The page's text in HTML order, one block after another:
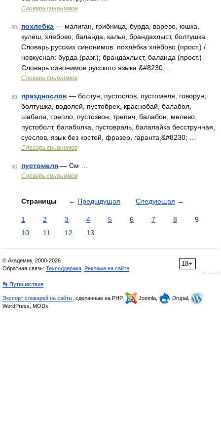
Словарь синонимов
88 похлебка — малиган, грибница, бурда, варево, юшка,
кулеш, хлебово, баланда, калья, брандахлыст, болтушка
Словарь русских синонимов. похлёбка хлёбово (прост.) /
невкусная: бурда (разг.); брандахлыст, баланда (прост.)
Словарь синонимов русского языка.&#8230; …
Словарь синонимов
89 празднослов — болтун, пустослов, пустомеля, говорун,
болтушка, водолей, пустобрех, краснобай, балабол,
шабала, трепло, пустозвон, трепач, балабон, мелево,
пустоболт, балаболка, пустовраль, балалайка бесструнная,
суеслов, язык без костей, фразер, гаранта,&#8230; …
Словарь синонимов
90 пустомеля — См …
Словарь синонимов
Страницы ← Предыдущая Следующая →
1 2 3 4 5 6 7 8
9
10
11 12 13
18+
© Академик, 2000-2026
Обратная связь: Техподдержка Реклама на сайте
👣 Путешествия
Экспорт словарей на сайты , сделанные на PHP, Joomla,
Drupal,
WordPress, MODx.